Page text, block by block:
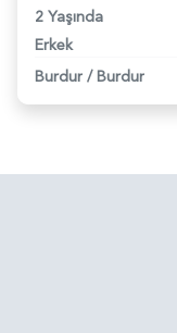
2 Yaşında
Erkek
Burdur / Burdur